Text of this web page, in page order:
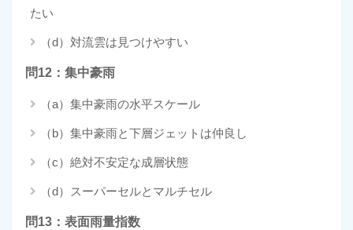
たい
（d）対流雲は見つけやすい
問12：集中豪雨
（a）集中豪雨の水平スケール
（b）集中豪雨と下層ジェットは仲良し
（c）絶対不安定な成層状態
（d）スーパーセルとマルチセル
問13：表面雨量指数